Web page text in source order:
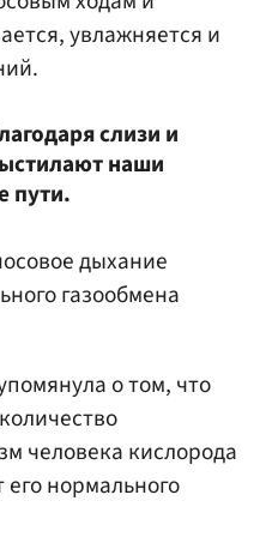
увлажняется и
слизи и
наши
пути.
дыхание
газообмена
о том, что
человека кислорода
его нормального